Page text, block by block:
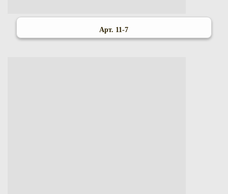
Арт. 11-7